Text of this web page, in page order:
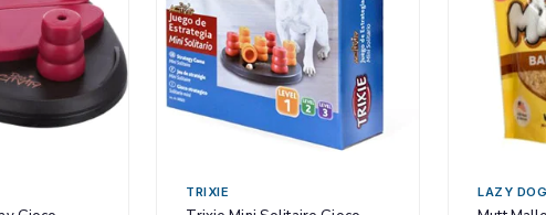
CLIFFI CAT POPS
Dog&Dog
Julius K9
MSD Animal Health
TRIXIE LAZY